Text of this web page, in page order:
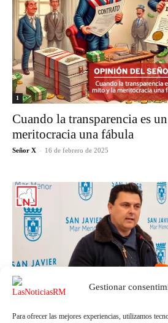
Gestionar
Para ofrecer las mejores experiencias, utilizamos
1
Cuando la transparencia es
meritocracia una fábula
Señor X - 16 de febrero de 2025
1